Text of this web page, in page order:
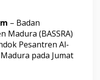
– Badan
Madura (BASSRA)
Pesantren Al-
pada Jumat